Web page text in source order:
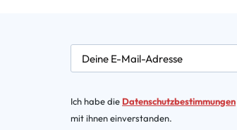
newsletter.labelEmail
Ich habe die Datenschutzbestimmungen
mit ihnen einverstanden.